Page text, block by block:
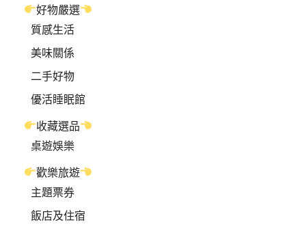
好物嚴選
質感生活
美味關係
二手好物
優活睡眠館
收藏選品
桌遊娛樂
歡樂旅遊
主題票券
飯店及住宿